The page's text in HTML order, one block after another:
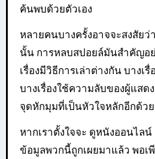
ค้นพบด้วยตัวเอง
หลายคนบางครั้งอาจจะสงสัย
นั้น การหลบสปอยล์มันสำคัญอ
เรื่องมีวิธีการเล่าต่างกัน บางเ
บางเรื่องใช้ความลับของผู้แสด
จุดหักมุมที่เป็นหัวใจหลักอีกด้วย
หากเราตั้งใจจะ ดูหนังออนไล
ข้อมูลพวกนี้ถูกเผยมาแล้ว พอเ